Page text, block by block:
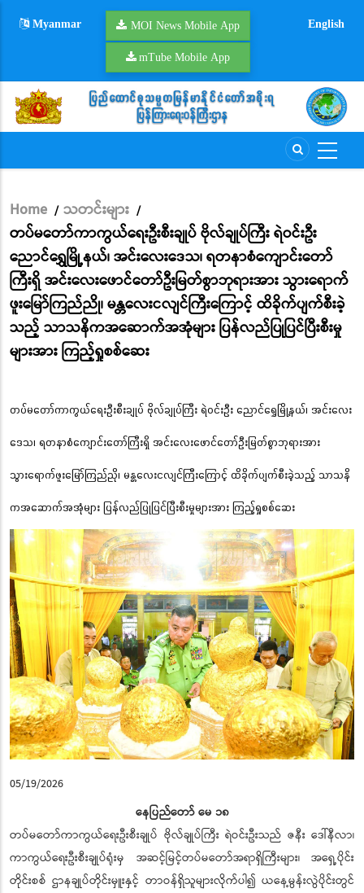
Myanmar MOI News Mobile App
mTube Mobile App
English
Breadcrumb
Home / သတင်းများ /
တပ်မတော်ကာကွယ်ရေးဦးစီးချုပ် ဗိုလ်ချုပ်ကြီး ရဲဝင်းဦး
ညောင်ရွှေမြို့နယ်၊ အင်းလေးဒေသ၊ ရတနာစံကျောင်းတော်
ကြီးရှိ အင်းလေးဖောင်တော်ဦးမြတ်စွာဘုရားအား သွားရောက်
ဖူးမြော်ကြည်ညို၊ မန္တလေးငလျင်ကြီးကြောင့် ထိခိုက်ပျက်စီးခဲ့
သည့် သာသနိကအဆောက်အအုံများ ပြန်လည်ပြုပြင်ပြီးစီးမှု
များအား ကြည့်ရှုစစ်ဆေး
တပ်မတော်ကာကွယ်ရေးဦးစီးချုပ် ဗိုလ်ချုပ်ကြီး ရဲဝင်းဦး ညောင်ရွှေမြို့နယ်၊ အင်းလေး
ဒေသ၊ ရတနာစံကျောင်းတော်ကြီးရှိ အင်းလေးဖောင်တော်ဦးမြတ်စွာဘုရားအား
သွားရောက်ဖူးမြော်ကြည်ညို၊ မန္တလေးငလျင်ကြီးကြောင့် ထိခိုက်ပျက်စီးခဲ့သည့် သာသနိ
ကအဆောက်အအုံများ ပြန်လည်ပြုပြင်ပြီးစီးမှုများအား ကြည့်ရှုစစ်ဆေး
05/19/2026
နေပြည်တော် မေ ၁၈
တပ်မတော်ကာကွယ်ရေးဦးစီးချုပ် ဗိုလ်ချုပ်ကြီး ရဲဝင်းဦးသည် ဇနီး ဒေါ်နီလာ၊
ကာကွယ်ရေးဦးစီးချုပ်ရုံးမှ အဆင့်မြင့်တပ်မတော်အရာရှိကြီးများ၊ အရှေ့ပိုင်း
တိုင်းစစ် ဌာနချုပ်တိုင်းမှူးနှင့် တာဝန်ရှိသူများလိုက်ပါ၍ ယနေ့မွန်းလွဲပိုင်းတွင်